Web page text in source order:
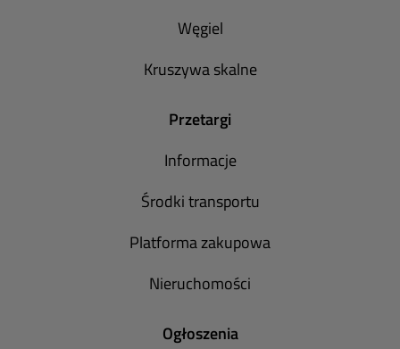
Węgiel
Kruszywa skalne
Przetargi
Informacje
Środki transportu
Platforma zakupowa
Nieruchomości
Ogłoszenia